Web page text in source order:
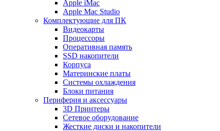
Apple iMac
Apple Mac Studio
Комплектующие для ПК
Видеокарты
Процессоры
Оперативная память
SSD накопители
Корпуса
Материнские платы
Системы охлаждения
Блоки питания
Периферия и аксессуары
3D Принтеры
Сетевое оборудование
Жесткие диски и накопители